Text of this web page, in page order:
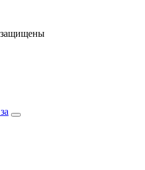
защищены